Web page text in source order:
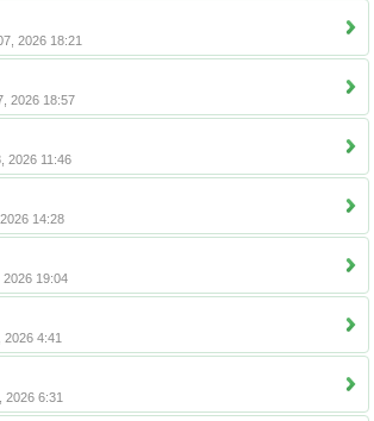
2026 18:21
2026 18:57
2026 11:46
14:28
2026 19:04
2026 4:41
2026 6:31